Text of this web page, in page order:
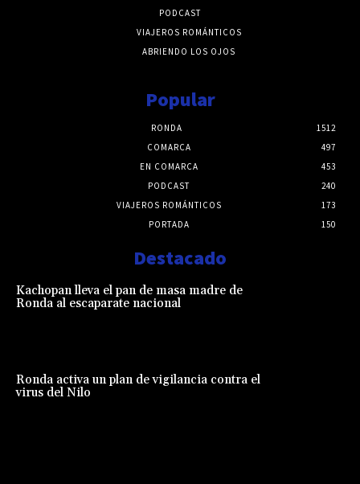
PODCAST
VIAJEROS ROMÁNTICOS
ABRIENDO LOS OJOS
Popular
RONDA
1512
COMARCA
497
EN COMARCA
453
PODCAST
240
VIAJEROS ROMÁNTICOS
173
PORTADA
150
Destacado
Kachopan lleva el pan de masa madre de
Ronda al escaparate nacional
Ronda activa un plan de vigilancia contra el
virus del Nilo